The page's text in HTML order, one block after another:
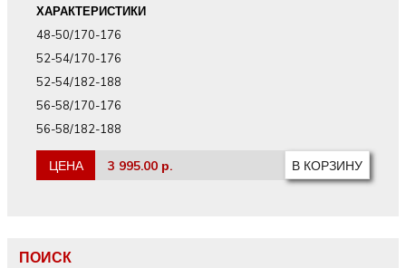
ХАРАКТЕРИСТИКИ
48-50/170-176
52-54/170-176
52-54/182-188
56-58/170-176
56-58/182-188
ЦЕНА 3 995.00 р.
ПОИСК